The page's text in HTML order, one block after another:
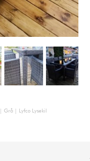
Grå | Lyfco Lysekil